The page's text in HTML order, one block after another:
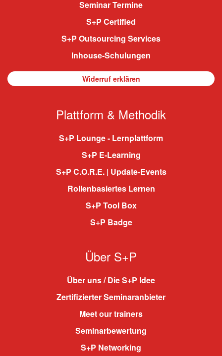
Seminar Termine
S+P Certified
S+P Outsourcing Services
Inhouse-Schulungen
Widerruf erklären
Plattform & Methodik
S+P Lounge - Lernplattform
S+P E-Learning
S+P C.O.R.E. | Update-Events
Rollenbasiertes Lernen
S+P Tool Box
S+P Badge
Über S+P
Über uns / Die S+P Idee
Zertifizierter Seminaranbieter
Meet our trainers
Seminarbewertung
S+P Networking